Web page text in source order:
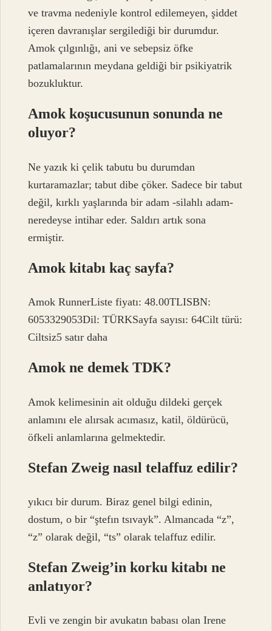
ve travma nedeniyle kontrol edilemeyen, şiddet
içeren davranışlar sergilediği bir durumdur.
Amok çılgınlığı, ani ve sebepsiz öfke
patlamalarının meydana geldiği bir psikiyatrik
bozukluktur.
Amok koşucusunun sonunda ne
oluyor?
Ne yazık ki çelik tabutu bu durumdan
kurtaramazlar; tabut dibe çöker. Sadece bir tabut
değil, kırklı yaşlarında bir adam -silahlı adam-
neredeyse intihar eder. Saldırı artık sona
ermiştir.
Amok kitabı kaç sayfa?
Amok RunnerListe fiyatı: 48.00TLISBN:
6053329053Dil: TÜRKSayfa sayısı: 64Cilt türü:
Ciltsiz5 satır daha
Amok ne demek TDK?
Amok kelimesinin ait olduğu dildeki gerçek
anlamını ele alırsak acımasız, katil, öldürücü,
öfkeli anlamlarına gelmektedir.
Stefan Zweig nasıl telaffuz edilir?
yıkıcı bir durum. Biraz genel bilgi edinin,
dostum, o bir “ştefın tsıvayk”. Almancada “z”,
“z” olarak değil, “ts” olarak telaffuz edilir.
Stefan Zweig’in korku kitabı ne
anlatıyor?
Evli ve zengin bir avukatın babası olan Irene